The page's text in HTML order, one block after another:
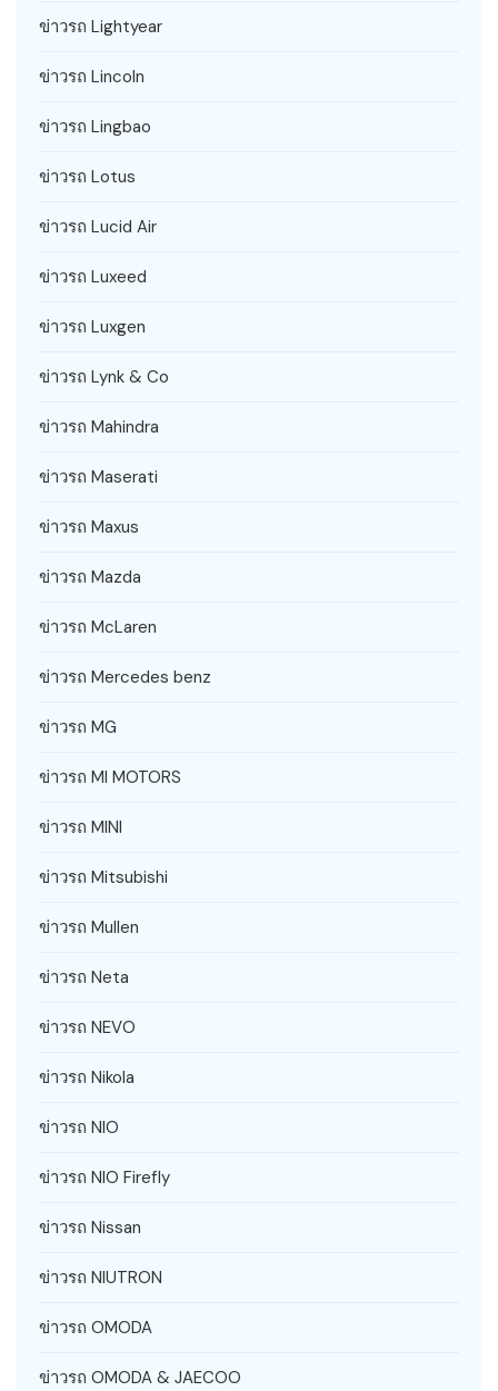
ข่าวรถ Lightyear
ข่าวรถ Lincoln
ข่าวรถ Lingbao
ข่าวรถ Lotus
ข่าวรถ Lucid Air
ข่าวรถ Luxeed
ข่าวรถ Luxgen
ข่าวรถ Lynk & Co
ข่าวรถ Mahindra
ข่าวรถ Maserati
ข่าวรถ Maxus
ข่าวรถ Mazda
ข่าวรถ McLaren
ข่าวรถ Mercedes benz
ข่าวรถ MG
ข่าวรถ MI MOTORS
ข่าวรถ MINI
ข่าวรถ Mitsubishi
ข่าวรถ Mullen
ข่าวรถ Neta
ข่าวรถ NEVO
ข่าวรถ Nikola
ข่าวรถ NIO
ข่าวรถ NIO Firefly
ข่าวรถ Nissan
ข่าวรถ NIUTRON
ข่าวรถ OMODA
ข่าวรถ OMODA & JAECOO